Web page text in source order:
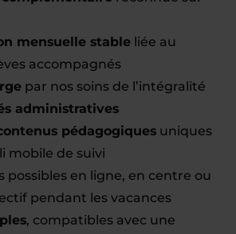
mensuelle stable liée au
accompagnés
par nos soins de l’intégralité
administratives
pédagogiques uniques
mobile de suivi
possibles en ligne, en centre ou
pendant les vacances
, compatibles avec une